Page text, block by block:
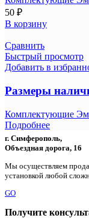
50 ₽
В корзину
Сравнить
Быстрый просмотр
Добавить в
Размеры
Комплектующие
Подробнее
г. Симферополь,
Объездная дорога, 16
Мы осуществляем
установкой любой
GO
Получите